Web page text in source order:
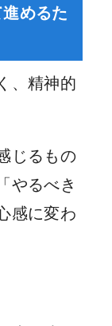
めるた
、精神的
じるもの
やるべき
感に変わ